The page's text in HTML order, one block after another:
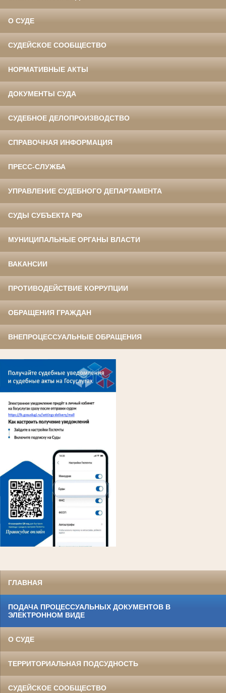
О СУДЕ
СУДЕЙСКОЕ СООБЩЕСТВО
НОРМАТИВНЫЕ АКТЫ
ДОКУМЕНТЫ СУДА
СУДЕБНОЕ ДЕЛОПРОИЗВОДСТВО
СПРАВОЧНАЯ ИНФОРМАЦИЯ
ПРЕСС-СЛУЖБА
УПРАВЛЕНИЕ СУДЕБНОГО ДЕПАРТАМЕНТА
СУДЫ СУБЪЕКТА РФ
МУНИЦИПАЛЬНЫЕ ОРГАНЫ ВЛАСТИ
ВАКАНСИИ
ПРОТИВОДЕЙСТВИЕ КОРРУПЦИИ
ОБРАЩЕНИЯ ГРАЖДАН
ВНЕПРОЦЕССУАЛЬНЫЕ ОБРАЩЕНИЯ
ГЛАВНАЯ
ПОДАЧА ПРОЦЕССУАЛЬНЫХ ДОКУМЕНТОВ В
ЭЛЕКТРОННОМ ВИДЕ
О СУДЕ
ТЕРРИТОРИАЛЬНАЯ ПОДСУДНОСТЬ
СУДЕЙСКОЕ СООБЩЕСТВО